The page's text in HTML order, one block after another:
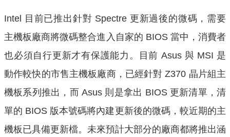
Intel 目前已推出針對 Spectre 更新過後的微碼，需要
主機板廠商將微碼整合進入自家的 BIOS 當中，消費者
也必須自行更新才有保護能力。目前 Asus 與 MSI 是
動作較快的市售主機板廠商，已經針對 Z370 晶片組主
機板系列推出，而 Asus 則是拿出 BIOS 更新清單，清
單的 BIOS 版本號碼將內建更新後的微碼，較近期的主
機板已具備更新檔。未來預計大部分的廠商都將推出涵